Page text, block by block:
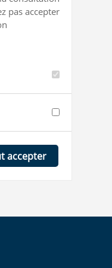
pas accepter
accepter